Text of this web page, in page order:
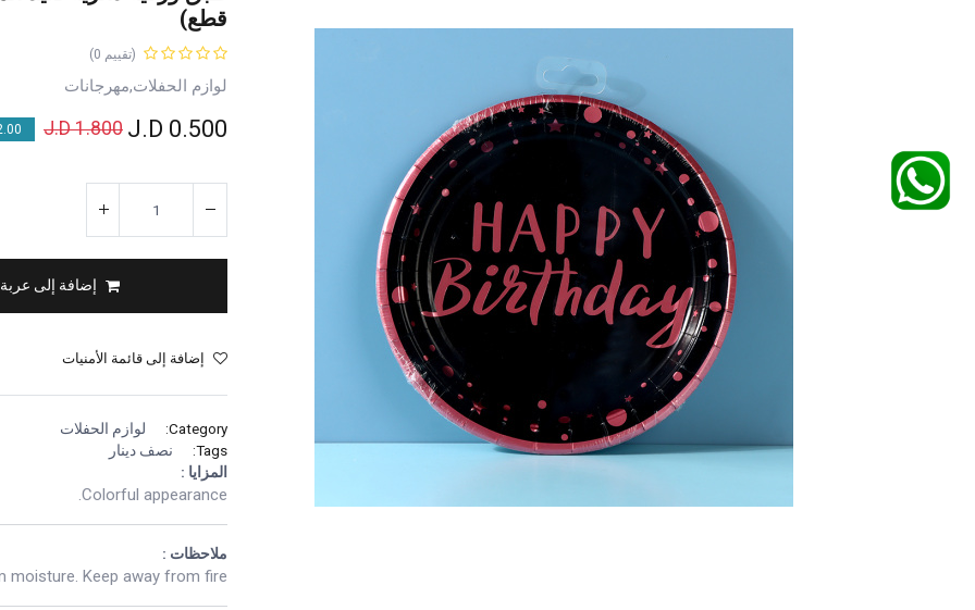
قطع)
(تقييم 0)
لوازم الحفلات,مهرجانات
0.500
1.800
J.D
% OFF
إضافة إلى
إضافة إلى قائمة الأمنيات
Category:
لوازم الحفلات
Tags:
نصف دينار
المزايا :
Colorful appearance.
ملاحظات :
moisture. Keep away from fire.